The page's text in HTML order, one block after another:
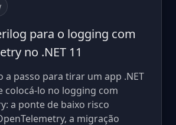
para o logging com
no .NET 11
a passo para tirar um app .NET
colocá-lo no logging com
a ponte de baixo risco
a migração